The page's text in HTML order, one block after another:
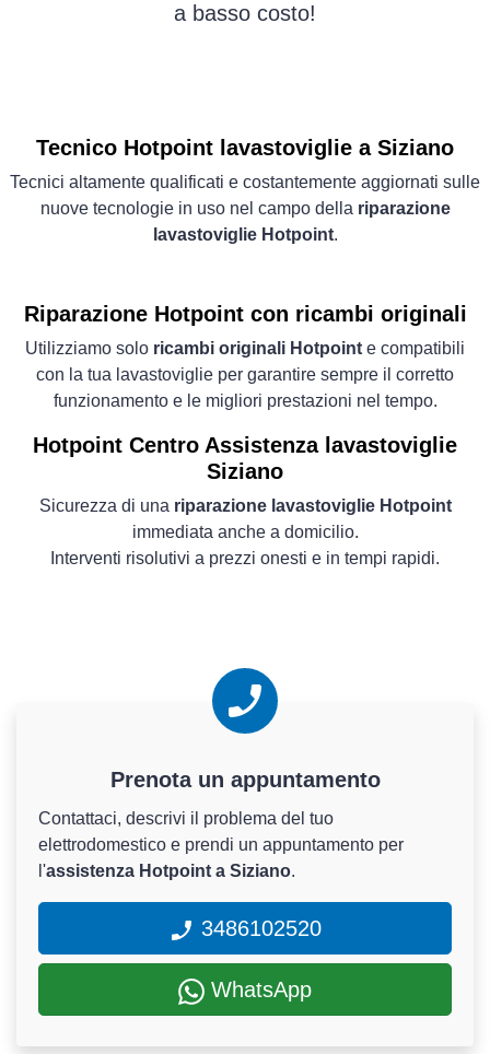
a basso costo!
Tecnico Hotpoint lavastoviglie a Siziano
Tecnici altamente qualificati e costantemente aggiornati sulle
nuove tecnologie in uso nel campo della riparazione
lavastoviglie Hotpoint.
Riparazione Hotpoint con ricambi originali
Utilizziamo solo ricambi originali Hotpoint e compatibili
con la tua lavastoviglie per garantire sempre il corretto
funzionamento e le migliori prestazioni nel tempo.
Hotpoint Centro Assistenza lavastoviglie
Siziano
Sicurezza di una riparazione lavastoviglie Hotpoint
immediata anche a domicilio.
Interventi risolutivi a prezzi onesti e in tempi rapidi.
Prenota un appuntamento
Contattaci, descrivi il problema del tuo
elettrodomestico e prendi un appuntamento per
l'assistenza Hotpoint a Siziano.
3486102520
WhatsApp